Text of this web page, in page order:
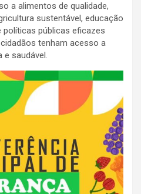
a alimentos de qualidade,
sustentável, educação
políticas públicas eficazes
tenham acesso a
e saudável.